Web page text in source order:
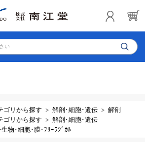
い
ゴリから探す 解剖･細胞･遺伝
解剖
ゴリから探す
解剖･細胞･遺伝
物･細胞･膜･ﾌﾘｰﾗｼﾞｶﾙ